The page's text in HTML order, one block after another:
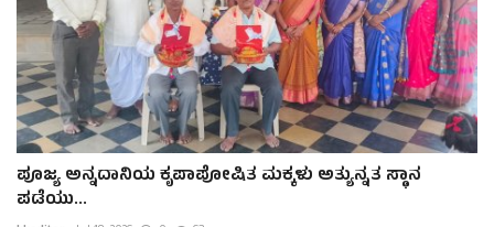
ಪೂಜ್ಯ ಅನ್ನದಾನಿಯ ಕೃಪಾಪೋಷಿತ ಮಕ್ಕಳು ಅತ್ಯುನ್ನತ ಸ್ಥಾನ
ಪಡೆಯು...